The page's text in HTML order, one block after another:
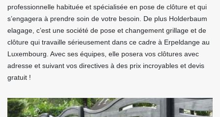
professionnelle habituée et spécialisée en pose de clôture et qui
s’engagera à prendre soin de votre besoin. De plus Holderbaum
elagage, c’est une société de pose et changement grillage et de
clôture qui travaille sérieusement dans ce cadre à Erpeldange au
Luxembourg. Avec ses équipes, elle posera vos clôtures avec
adresse et suivant vos directives à des prix incroyables et devis
gratuit !